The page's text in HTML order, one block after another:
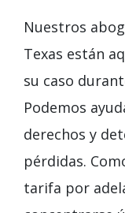
Nuestros
Texas están
su caso
Podemos
derechos y
pérdidas.
tarifa por